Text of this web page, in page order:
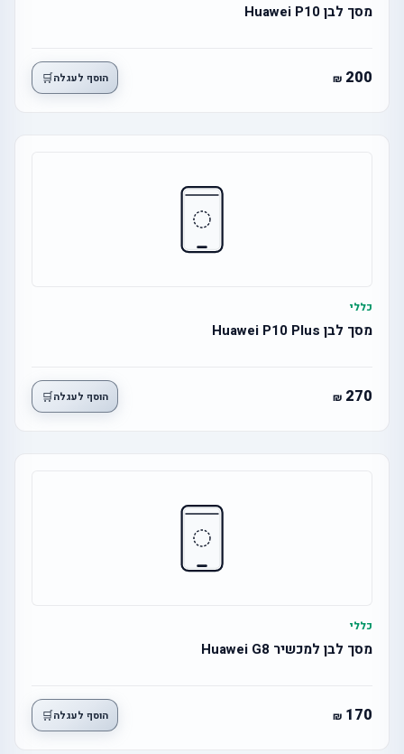
מסך לבן Huawei P10
200 הוסף לעגלה🛒
כללי
מסך לבן Huawei P10 Plus
270 הוסף לעגלה🛒
כללי
מסך לבן למכשיר Huawei G8
170 הוסף לעגלה🛒